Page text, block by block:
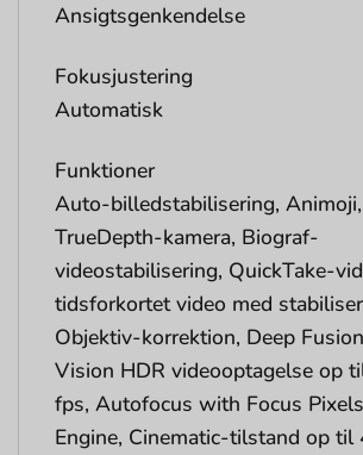
Ansigtsgenkendelse
Fokusjustering
Automatisk
Funktioner
Auto-billedstabilisering,
TrueDepth-kamera, Biograf-
videostabilisering, QuickTake-
tidsforkortet video med
Objektiv-korrektion, Deep
Vision HDR videooptagelse op
fps, Autofocus with Focus
Engine, Cinematic-tilstand op til